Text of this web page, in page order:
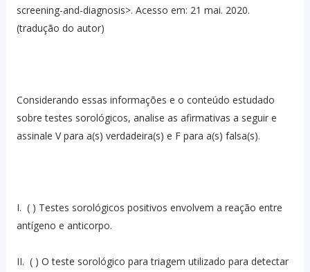
screening-and-diagnosis>. Acesso em: 21 mai. 2020.
(tradução do autor)
Considerando essas informações e o conteúdo estudado
sobre testes sorológicos, analise as afirmativas a seguir e
assinale V para a(s) verdadeira(s) e F para a(s) falsa(s).
I. ( ) Testes sorológicos positivos envolvem a reação entre
antígeno e anticorpo.
II. ( ) O teste sorológico para triagem utilizado para detectar